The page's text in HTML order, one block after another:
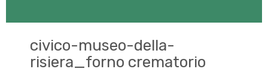
civico-museo-della-
risiera_forno crematorio